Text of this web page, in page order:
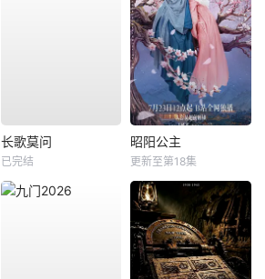
长歌莫问
已完结
昭阳公主
更新至第18集